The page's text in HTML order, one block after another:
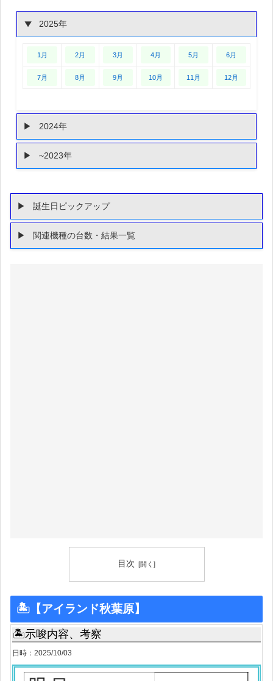
2025年
1月 2月 3月 4月 5月 6月
7月 8月 9月 10月 11月 12月
2024年
~2023年
誕生日ピックアップ
関連機種の台数・結果一覧
目次
🏝【アイランド秋葉原】
🏝示唆内容、考察
日時：2025/10/03